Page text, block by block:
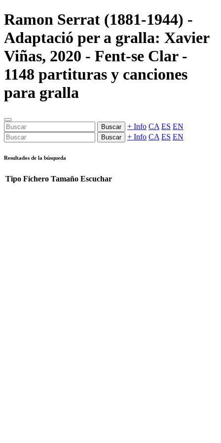
Ramon Serrat (1881-1944) -
Adaptació per a gralla: Xavier
Viñas, 2020 - Fent-se Clar -
1148 partituras y canciones
para gralla
Buscar + Info CA ES EN
Buscar + Info CA ES EN
Resultados de la búsqueda
Tipo Fichero Tamaño Escuchar